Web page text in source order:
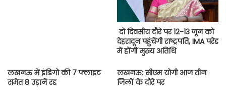
दो दिवसीय दौरे पर 12-13 जून को
देहरादून पहुंचेंगी राष्ट्रपति, IMA परेड
में होंगीं मुख्य अतिथि
लखनऊ में इंडिगो की 7 फ्लाइट
समेत 8 उड़ानें रद्द
लखनऊ: सीएम योगी आज तीन
जिलों के दौरे पर